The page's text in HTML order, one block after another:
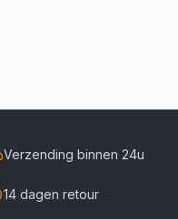
Verzending binnen 24u
14 dagen retour